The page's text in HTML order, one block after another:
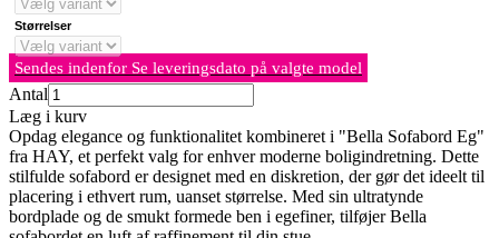
Størrelser
Sendes indenfor Se leveringsdato på valgte model
Antal
Læg i kurv
Opdag elegance og funktionalitet kombineret i "Bella Sofabord Eg"
fra HAY, et perfekt valg for enhver moderne boligindretning. Dette
stilfulde sofabord er designet med en diskretion, der gør det ideelt til
placering i ethvert rum, uanset størrelse. Med sin ultratynde
bordplade og de smukt formede ben i egefiner, tilføjer Bella